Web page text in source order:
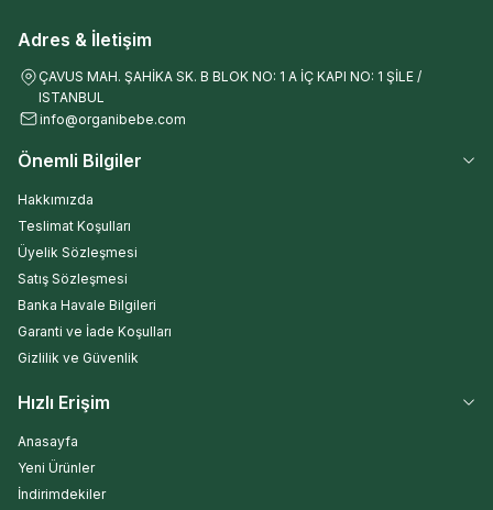
Adres & İletişim
ÇAVUS MAH. ŞAHİKA SK. B BLOK NO: 1 A İÇ KAPI NO: 1 ŞİLE /
ISTANBUL
info@organibebe.com
Önemli Bilgiler
Hakkımızda
Teslimat Koşulları
Üyelik Sözleşmesi
Satış Sözleşmesi
Banka Havale Bilgileri
Garanti ve İade Koşulları
Gizlilik ve Güvenlik
Hızlı Erişim
Anasayfa
Yeni Ürünler
İndirimdekiler